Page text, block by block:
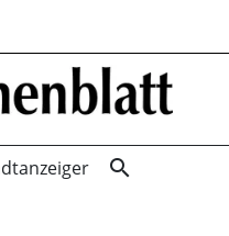
search